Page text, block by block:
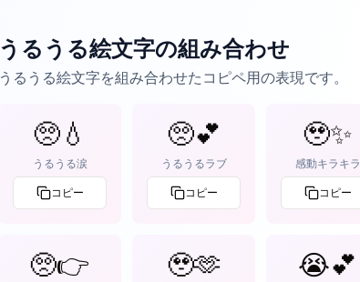
うるうる絵文字の組み合わせ
うるうる絵文字を組み合わせたコピペ用の表現です。
🥺💧
うるうる涙
コピー
🥺💕
うるうるラブ
コピー
🥹✨
感動キラキラ
コピー
🥺👉
🥹🫶 😭💕